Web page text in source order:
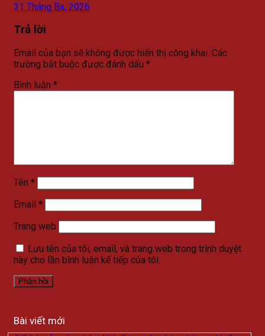
31 Tháng Ba, 2026
Trả lời
Email của bạn sẽ không được hiển thị công khai. Các
trường bắt buộc được đánh dấu *
Bình luận *
Tên *
Email *
Trang web
Lưu tên của tôi, email, và trang web trong trình duyệt
này cho lần bình luận kế tiếp của tôi.
Bài viết mới